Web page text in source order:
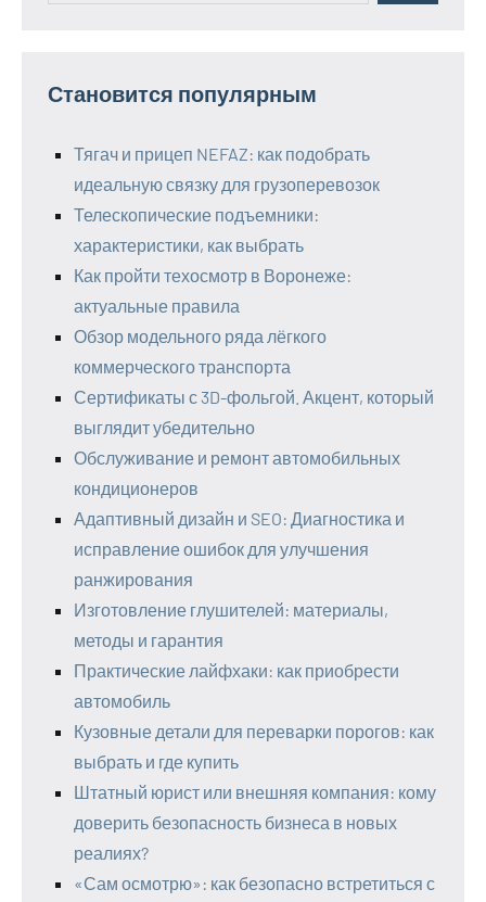
Становится популярным
Тягач и прицеп NEFAZ: как подобрать
идеальную связку для грузоперевозок
Телескопические подъемники:
характеристики, как выбрать
Как пройти техосмотр в Воронеже:
актуальные правила
Обзор модельного ряда лёгкого
коммерческого транспорта
Сертификаты с 3D-фольгой. Акцент, который
выглядит убедительно
Обслуживание и ремонт автомобильных
кондиционеров
Адаптивный дизайн и SEO: Диагностика и
исправление ошибок для улучшения
ранжирования
Изготовление глушителей: материалы,
методы и гарантия
Практические лайфхаки: как приобрести
автомобиль
Кузовные детали для переварки порогов: как
выбрать и где купить
Штатный юрист или внешняя компания: кому
доверить безопасность бизнеса в новых
реалиях?
«Сам осмотрю»: как безопасно встретиться с